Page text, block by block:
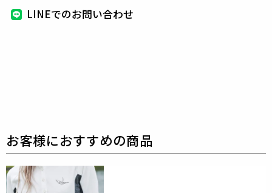
1PIU1UGUALE3 ADP GOLF
リリース。
1PIU1UGUALE3 GOLF（ウノピゥウノウグァーレト
レ ゴルフ）
LINEでのお問い合わせ